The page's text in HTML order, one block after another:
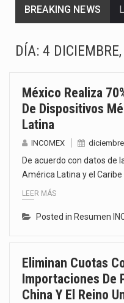
BREAKING NEWS
DÍA: 4
México Realiza
De Dispositivos
Latina
INCOMEX
De acuerdo con datos de
América Latina y el Caribe
LEER MÁS
Posted in Resumen
Eliminan Cuotas
Importaciones De
China Y El Reino